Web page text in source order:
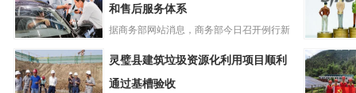
计到2030年A
版平板开
商务部：支持汽
车企业完善国际
营销和售后服务
和售后服务体系
据商务部网站消息，商务部今日召开例行新
微博2023
度净营收
美元，同
灵璧县建筑垃圾资源化利用项目顺利
通过基槽验收